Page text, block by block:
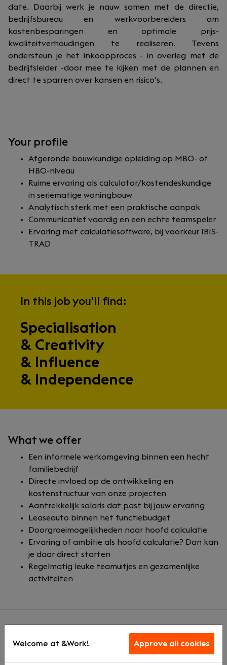
date. Daarbij werk je nauw samen met de directie,
bedrijfsbureau en werkvoorbereiders om
kostenbesparingen en optimale prijs-
kwaliteitverhoudingen te realiseren. Tevens
ondersteun je het inkoopproces - in overleg met de
bedrijfsleider -door mee te kijken met de plannen en
direct te sparren over kansen en risico’s.
Your profile
Afgeronde bouwkundige opleiding op MBO- of
HBO-niveau
Ruime ervaring als calculator/kostendeskundige
in seriematige woningbouw
Analytisch sterk met een praktische aanpak
Communicatief vaardig en een echte teamspeler
Ervaring met calculatiesoftware, bij voorkeur IBIS-
TRAD
In this job you'll find:
Specialisation
& Creativity
& Influence
& Independence
What we offer
Een informele werkomgeving binnen een hecht
familiebedrijf
Directe invloed op de ontwikkeling en
kostenstructuur van onze projecten
Aantrekkelijk salaris dat past bij jouw ervaring
Leaseauto binnen het functiebudget
Doorgroeimogelijkheden naar hoofd calculatie
Ervaring of ambitie als hoofd calculatie? Dan kan
je daar direct starten
Regelmatig leuke teamuitjes en gezamenlijke
activiteiten
About us
Welcome at &Work! Approve all cookies